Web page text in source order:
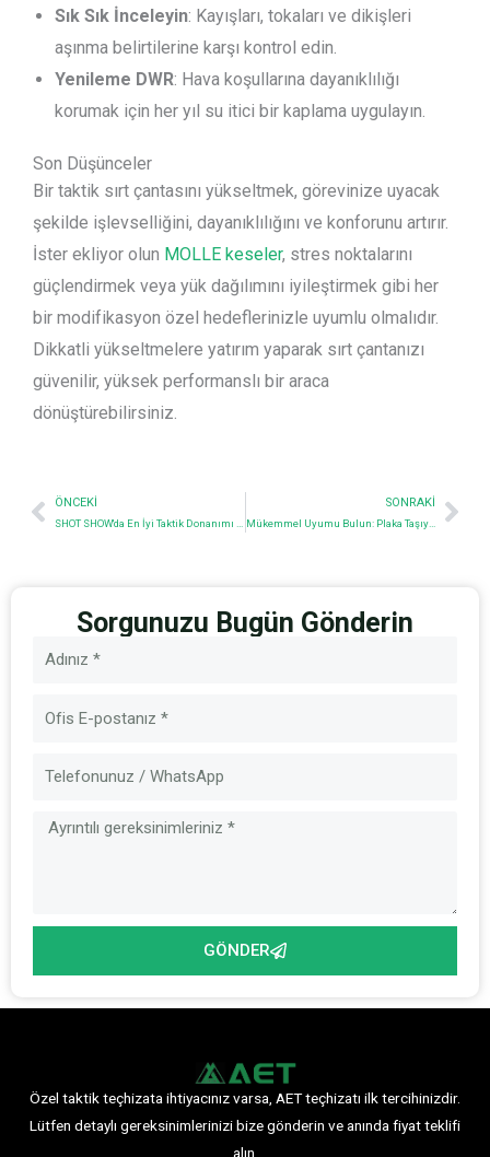
Sık Sık İnceleyin: Kayışları, tokaları ve dikişleri
aşınma belirtilerine karşı kontrol edin.
Yenileme DWR: Hava koşullarına dayanıklılığı
korumak için her yıl su itici bir kaplama uygulayın.
Son Düşünceler
Bir taktik sırt çantasını yükseltmek, görevinize uyacak
şekilde işlevselliğini, dayanıklılığını ve konforunu artırır.
İster ekliyor olun MOLLE keseler, stres noktalarını
güçlendirmek veya yük dağılımını iyileştirmek gibi her
bir modifikasyon özel hedeflerinizle uyumlu olmalıdır.
Dikkatli yükseltmelere yatırım yaparak sırt çantanızı
güvenilir, yüksek performanslı bir araca
dönüştürebilirsiniz.
Prev
ÖNCEKI SONRAKI
Mükemmel Uyumu Bulun: Plaka Taşıyıcı Boyutları ve Türleri Kılavuzu
Sorgunuzu Bugün Gönderin
GÖNDER
Özel taktik teçhizata ihtiyacınız varsa, AET teçhizatı ilk tercihinizdir.
Lütfen detaylı gereksinimlerinizi bize gönderin ve anında fiyat teklifi
alın.